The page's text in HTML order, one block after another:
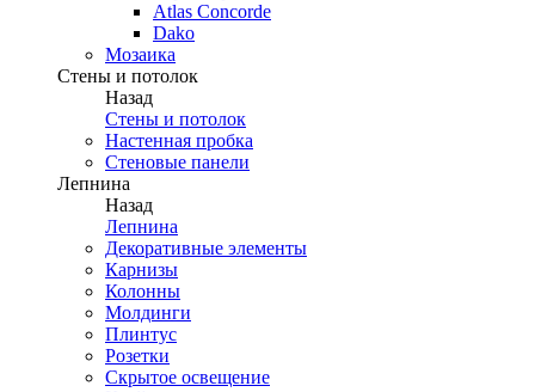
Atlas Concorde
Dako
Мозаика
Стены и потолок
Назад
Стены и потолок
Настенная пробка
Стеновые панели
Лепнина
Назад
Лепнина
Декоративные элементы
Карнизы
Колонны
Молдинги
Плинтус
Розетки
Скрытое освещение